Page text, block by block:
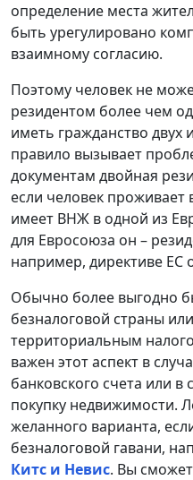
определение места
быть урегулировано
взаимному согласию.
Поэтому человек не
резидентом более чем
иметь гражданство двух
правило вызывает
документам двойная
если человек проживает
имеет ВНЖ в одной из
для Евросоюза он –
например, директиве ЕС
Обычно более выгодно
безналоговой страны
территориальным
важен этот аспект в
банковского счета или
покупку недвижимости.
желанного варианта,
безналоговой гавани,
Китс и Невис. Вы